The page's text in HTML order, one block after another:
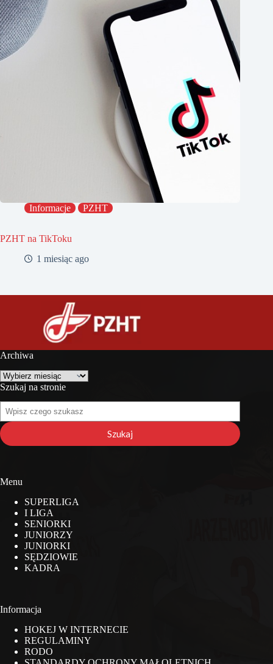
Informacje PZHT
PZHT na TikToku
1 miesiąc ago
Archiwa
Archiwa
Szukaj na stronie
Szukaj
na
stronie
Szukaj
Menu
SUPERLIGA
I LIGA
SENIORKI
JUNIORZY
JUNIORKI
SĘDZIOWIE
KADRA
Informacja
HOKEJ W INTERNECIE
REGULAMINY
RODO